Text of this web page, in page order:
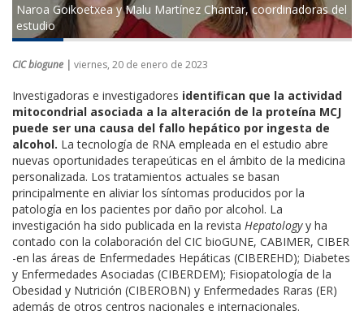
Naroa Goikoetxea y Malu Martínez Chantar, coordinadoras del
estudio
CIC biogune | viernes, 20 de enero de 2023
Investigadoras e investigadores identifican que la actividad
mitocondrial asociada a la alteración de la proteína MCJ
puede ser una causa del fallo hepático por ingesta de
alcohol. La tecnología de RNA empleada en el estudio abre
nuevas oportunidades terapeúticas en el ámbito de la medicina
personalizada. Los tratamientos actuales se basan
principalmente en aliviar los síntomas producidos por la
patología en los pacientes por daño por alcohol. La
investigación ha sido publicada en la revista Hepatologyy ha
contado con la colaboración del CIC bioGUNE, CABIMER, CIBER
-en las áreas de Enfermedades Hepáticas (CIBEREHD); Diabetes
y Enfermedades Asociadas (CIBERDEM); Fisiopatología de la
Obesidad y Nutrición (CIBEROBN) y Enfermedades Raras (ER)
además de otros centros nacionales e internacionales.